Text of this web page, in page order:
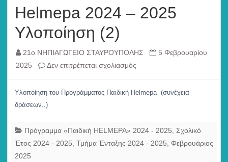
Helmepa 2024 – 2025
Υλοποίηση (2)
21ο ΝΗΠΙΑΓΩΓΕΙΟ ΣΤΑΥΡΟΥΠΟΛΗΣ
5 Φεβρουαρίου
2025
Δεν επιτρέπεται σχολιασμός
2024
Υλοποίηση
(2)
Υλοποίηση του Προγράμματος Παιδική Helmepa (συνέχεια
δράσεων..)
Πρόγραμμα «Παιδική HELMEPA» 2024 - 2025
Σχολικό
Έτος 2024 - 2025 Τμήμα Ένταξης 2024 - 2025 Φεβρουάριος
2025